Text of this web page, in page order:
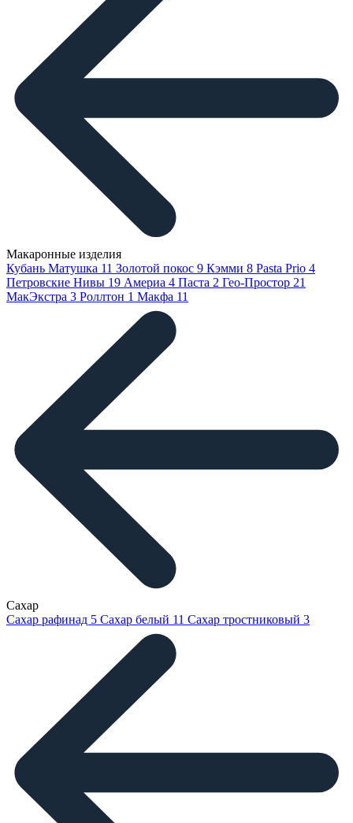
Макаронные изделия
Кубань Матушка 11 Золотой покос 9 Кэмми 8 Pasta Prio 4
Петровские Нивы 19 Америа 4 Паста 2 Гео-Простор 21
МакЭкстра 3 Роллтон 1 Макфа 11
Сахар
Сахар рафинад 5 Сахар белый 11 Сахар тростниковый 3